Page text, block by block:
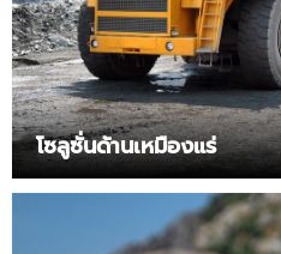
โซลูซั่นด้านเหมืองแร่